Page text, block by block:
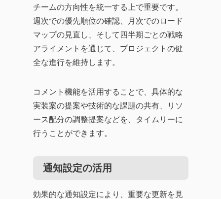
チームの方向性を統一する上で重要です。
週次での優先順位の確認、月次でのロード
マップの見直し、そして四半期ごとの戦略
アライメントを通じて、プロジェクトの健
全な進行を維持します。
コメント機能を活用することで、具体的な
実装案の提案や技術的な課題の共有、リソ
ース配分の調整提案などを、タイムリーに
行うことができます。
通知設定の活用
効果的な通知設定により、重要な更新を見